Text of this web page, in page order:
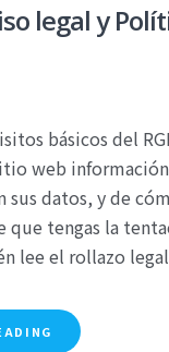
legal y
básicos del
web
sus datos, y de
que tengas la
lee el rollazo